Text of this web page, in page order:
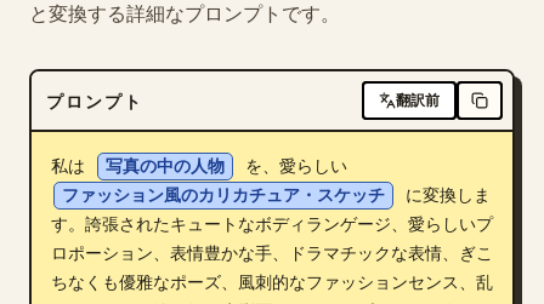
料金
ダウンロード
ブログ
更新情報
と変換する詳細なプロンプトです。
プロンプト 翻訳前
私は 写真の中の人物
を、愛らしい
ファッション風のカリカチュア・スケッチ
に変換しま
す。誇張されたキュートなボディランゲージ、愛らしいプ
ロポーション、表情豊かな手、ドラマチックな表情、ぎこ
ちなくも優雅なポーズ、風刺的なファッションセンス、乱